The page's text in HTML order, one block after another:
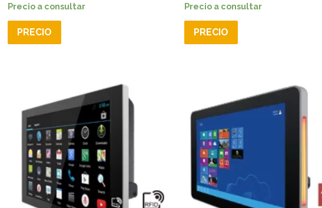
Precio a consultar
PRECIO
Precio a consultar
PRECIO